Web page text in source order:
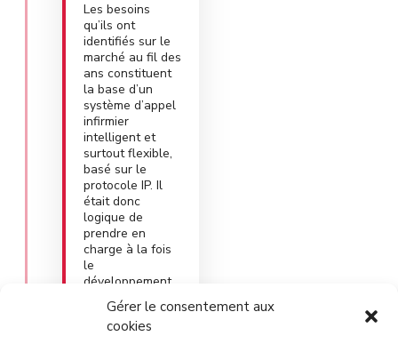
Gérer le consentement aux
cookies
Les besoins
qu’ils ont
identifiés sur le
marché au fil des
ans constituent
la base d’un
système d’appel
infirmier
intelligent et
surtout flexible,
basé sur le
protocole IP. Il
était donc
logique de
prendre en
charge à la fois
le
développement
et la production
en interne.
IndigoCare a vu